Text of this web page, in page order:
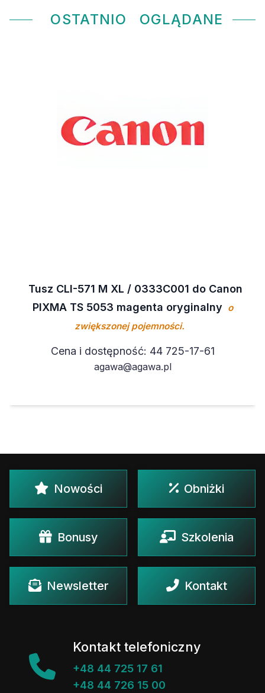
OSTATNIO OGLĄDANE
Tusz CLI-571 M XL / 0333C001 do Canon
PIXMA TS 5053 magenta oryginalny o
zwiększonej pojemności.
Cena i dostępność: 44 725-17-61
agawa@agawa.pl
Nowości Obniżki
Bonusy Szkolenia
Newsletter Kontakt
Kontakt telefoniczny
+48 44 725 17 61
+48 44 726 15 00